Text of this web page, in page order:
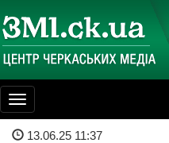
Toggle
navigation
13.06.25 11:37